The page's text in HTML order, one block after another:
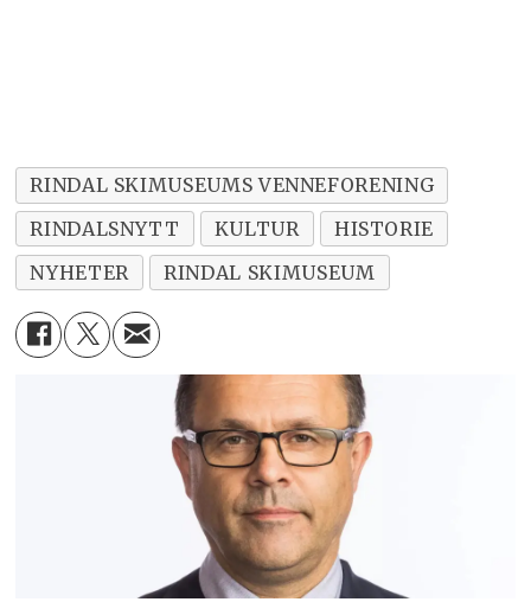
RINDAL SKIMUSEUMS VENNEFORENING
RINDALSNYTT
KULTUR
HISTORIE
NYHETER
RINDAL SKIMUSEUM